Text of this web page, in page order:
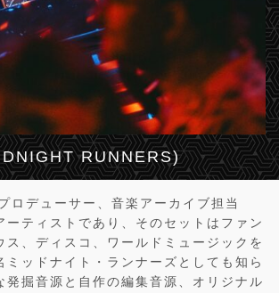
RUNNERS)
ロデューサー、音楽アーカイブ担当
ーティストであり、そのセットはファン
ス、ディスコ、ワールドミュージックを
ミッドナイト・ランナーズとしても知ら
発掘音源と自作の編集音源、オリジナル